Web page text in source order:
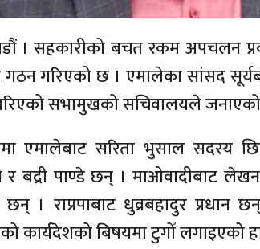
। सहकारीको बचत रकम अपचलन
गठन गरिएको छ । एमालेका सांसद
सभामुखको सचिवालयले
एमालेबाट सरिता भुसाल सदस्य
र बद्री पाण्डे छन् । माओवादीबाट
। राप्रपाबाट धुव्रबहादुर प्रधान
कार्यदेशको बिषयमा टुगोँ लगाइएको